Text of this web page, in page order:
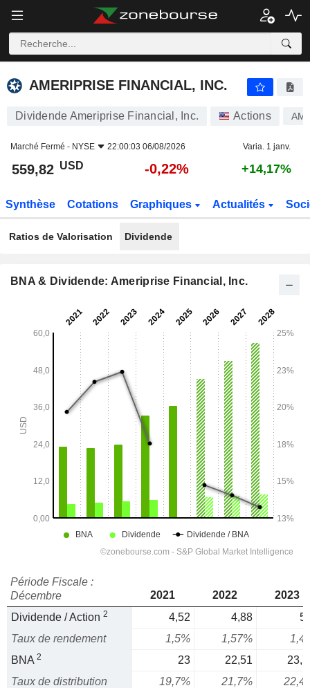
AMERIPRISE FINANCIAL, INC.
Dividende Ameriprise Financial, Inc. Actions
Marché Fermé - NYSE 22:00:03 06/08/2026 Varia. 1 janv.
559,82 USD -0,22% +14,17%
Synthèse Cotations Graphiques Actualités
Ratios de Valorisation Dividende
BNA & Dividende: Ameriprise Financial, Inc.
Période Fiscale :
Décembre
2021 2022
2023
Dividende / Action 2 4,52 4,88
Taux de rendement
1,5% 1,57%
BNA 2 23 22,51
Taux de distribution
19,7% 21,7%